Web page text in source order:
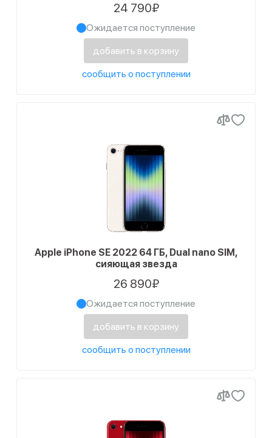
24 790₽
Ожидается поступление
добавить в корзину
сообщить о поступлении
Apple iPhone SE 2022 64 ГБ, Dual nano SIM,
сияющая звезда
26 890₽
Ожидается поступление
добавить в корзину
сообщить о поступлении